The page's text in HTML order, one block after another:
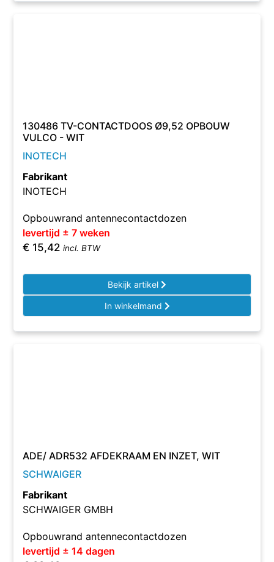
130486 TV-CONTACTDOOS Ø9,52 OPBOUW
VULCO - WIT
INOTECH
Fabrikant
INOTECH
Opbouwrand antennecontactdozen
levertijd ± 7 weken
€ 15,42 incl. BTW
Bekijk artikel
In winkelmand
ADE/ ADR532 AFDEKRAAM EN INZET, WIT
SCHWAIGER
Fabrikant
SCHWAIGER GMBH
Opbouwrand antennecontactdozen
levertijd ± 14 dagen